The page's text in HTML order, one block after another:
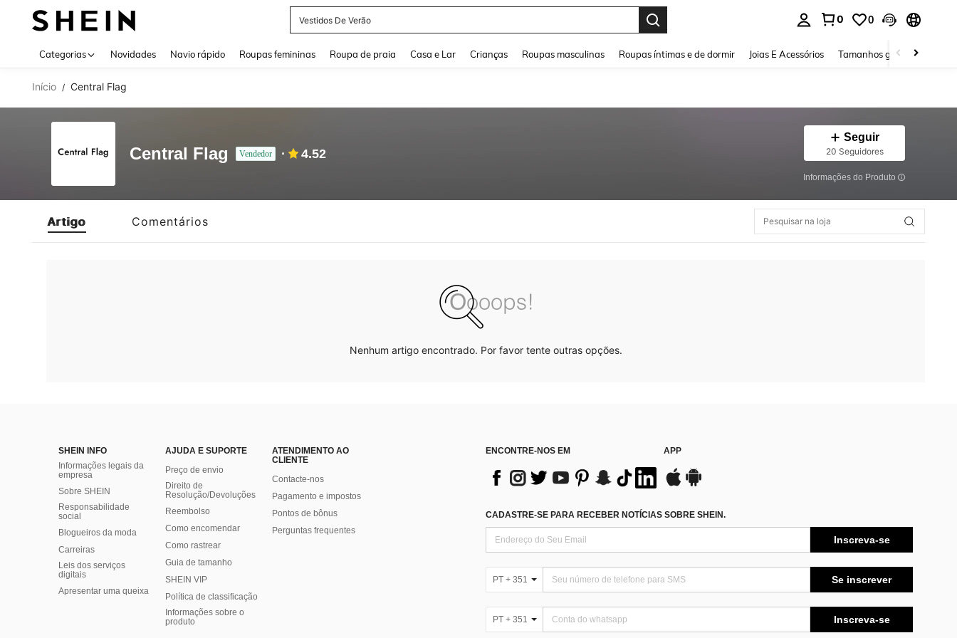
Vestidos De Verão
0 0
Categorias Novidades Navio rápido Roupas femininas Roupa de praia Casa e Lar Crianças Roupas masculinas Roupas íntimas e de dormir Joias E Acessórios Tamanhos grandes
Início / Central Flag
Central Flag Vendedor 4.52
Seguir
20 Seguidores
Informações do Produto
Artigo Comentários
Nenhum artigo encontrado. Por favor tente outras opções.
SHEIN INFO
Informações legais da
empresa
Sobre SHEIN
Responsabilidade
social
Blogueiros da moda
Carreiras
Leis dos serviços
digitais
Apresentar uma queixa
AJUDA E SUPORTE
Preço de envio
Direito de
Resolução/Devoluções
Reembolso
Como encomendar
Como rastrear
Guia de tamanho
SHEIN VIP
Política de classificação
​Informações sobre o
produto
ATENDIMENTO AO
CLIENTE
Contacte-nos
Pagamento e impostos
Pontos de bônus
Perguntas frequentes
ENCONTRE-NOS EM APP
CADASTRE-SE PARA RECEBER NOTÍCIAS SOBRE SHEIN.
Inscreva-se
PT + 351 Se inscrever
PT + 351 Inscreva-se